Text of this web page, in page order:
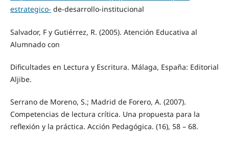
estrategico- de-desarrollo-institucional
Salvador, F y Gutiérrez, R. (2005). Atención Educativa al
Alumnado con
Dificultades en Lectura y Escritura. Málaga, España: Editorial
Aljibe.
Serrano de Moreno, S.; Madrid de Forero, A. (2007).
Competencias de lectura crítica. Una propuesta para la
reflexión y la práctica. Acción Pedagógica. (16), 58 – 68.